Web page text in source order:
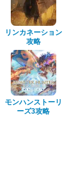
リンカネーション
攻略
モンハンストーリ
ーズ3攻略